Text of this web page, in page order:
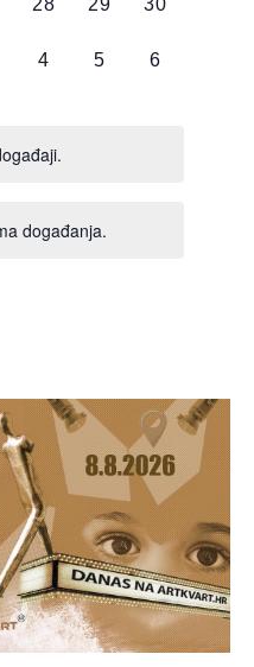
0
4
0
5
0
6
događanja.